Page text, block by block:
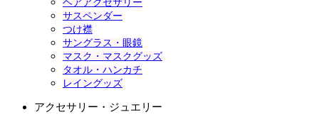
ヘアアクセサリー
サスペンダー
つけ襟
サングラス・眼鏡
マスク・マスクグッズ
タオル・ハンカチ
レイングッズ
アクセサリー・ジュエリー